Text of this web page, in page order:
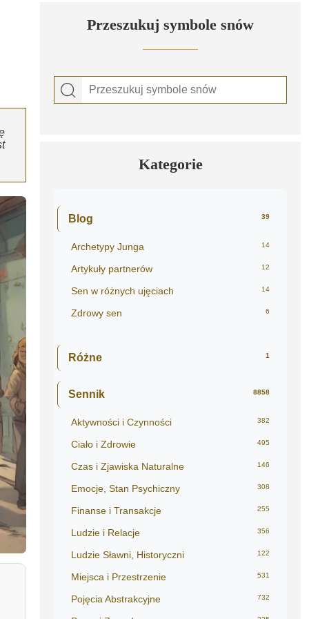
Przeszukuj symbole snów
Kategorie
Blog 39
Archetypy Junga 14
Artykuły partnerów 12
Sen w różnych ujęciach 14
Zdrowy sen 6
Różne 1
Sennik 8858
Aktywności i Czynności 382
Ciało i Zdrowie 495
Czas i Zjawiska Naturalne 146
Emocje, Stan Psychiczny 308
Finanse i Transakcje 255
Ludzie i Relacje 356
Ludzie Sławni, Historyczni 122
Miejsca i Przestrzenie 531
Pojęcia Abstrakcyjne 732